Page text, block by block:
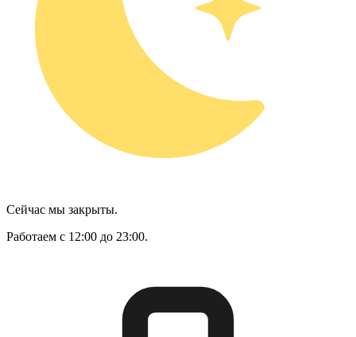
Сейчас мы закрыты.
Работаем с 12:00 до 23:00.